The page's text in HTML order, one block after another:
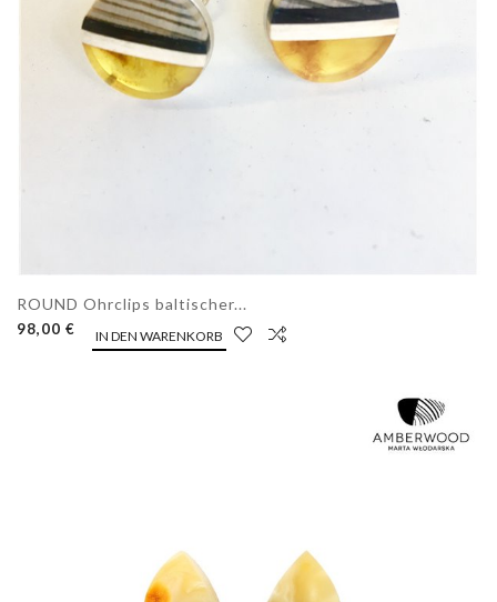
ROUND Ohrclips baltischer...
98,00 € IN DEN WARENKORB